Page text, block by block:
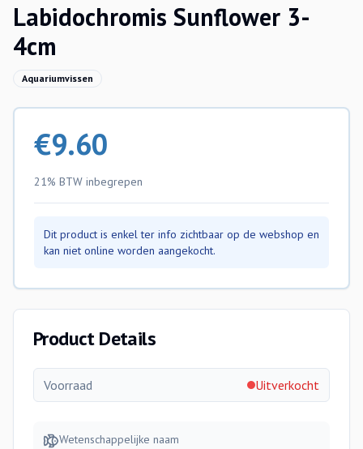
Labidochromis Sunflower 3-
4cm
Aquariumvissen
€9.60
21% BTW inbegrepen
Dit product is enkel ter info zichtbaar op de webshop en
kan niet online worden aangekocht.
Product Details
Voorraad Uitverkocht
Wetenschappelijke naam